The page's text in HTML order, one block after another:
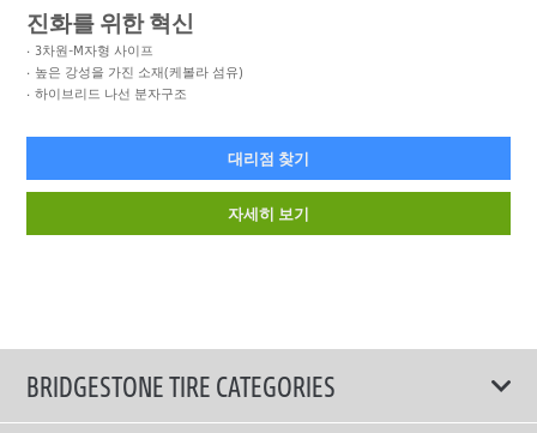
진화를 위한 혁신
3차원-M자형 사이프
높은 강성을 가진 소재(케볼라 섬유)
하이브리드 나선 분자구조
대리점 찾기
자세히 보기
BRIDGESTONE TIRE CATEGORIES